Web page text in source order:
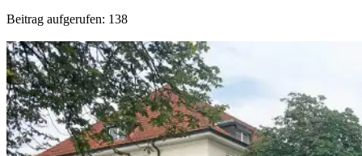
Beitrag aufgerufen: 138